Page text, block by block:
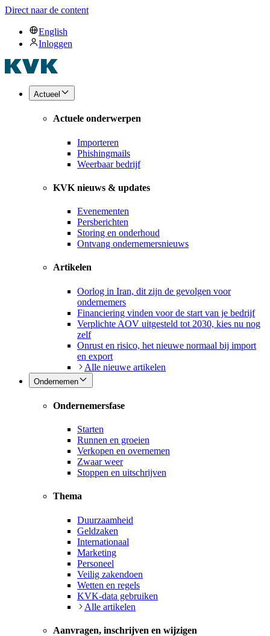
Direct naar de content
English
Inloggen
Actueel
Actuele onderwerpen
Importeren
Phishingmails
Weerbaar bedrijf
KVK nieuws & updates
Evenementen
Persberichten
Storing en onderhoud
Ontvang ondernemersnieuws
Artikelen
Oorlog in Iran, dit zijn de gevolgen voor
ondernemers
Financiering vinden voor de start van je bedrijf
Verplichte AOV uitgesteld tot 2030, kies nu nog
zelf
Onrust en risico, het nieuwe normaal bij import
en export
Alle nieuwe artikelen
Ondernemen
Ondernemersfase
Starten
Runnen en groeien
Verkopen en overnemen
Zwaar weer
Stoppen en uitschrijven
Thema
Duurzaamheid
Geldzaken
Internationaal
Marketing
Personeel
Veilig zakendoen
Wetten en regels
KVK-data gebruiken
Alle artikelen
Aanvragen, inschrijven en wijzigen